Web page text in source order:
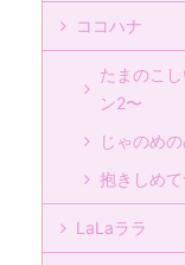
ココハナ
たまのこ
ン2〜
じゃのめ
抱きしめ
LaLaララ